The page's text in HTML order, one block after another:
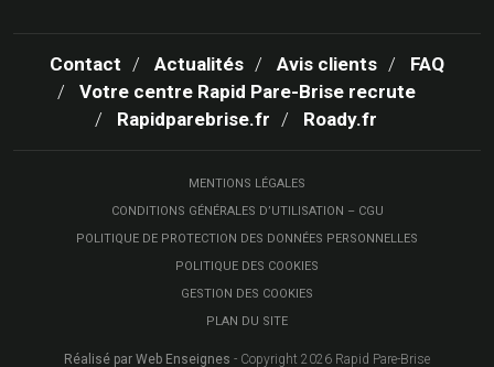
Contact Actualités Avis clients
FAQ
Votre centre Rapid Pare-Brise recrute
Rapidparebrise.fr
Roady.fr
MENTIONS LÉGALES
CONDITIONS GÉNÉRALES D’UTILISATION – CGU
POLITIQUE DE PROTECTION DES DONNÉES PERSONNELLES
POLITIQUE DES COOKIES
GESTION DES COOKIES
PLAN DU SITE
Réalisé par Web Enseignes - Copyright 2026 Rapid Pare-Brise